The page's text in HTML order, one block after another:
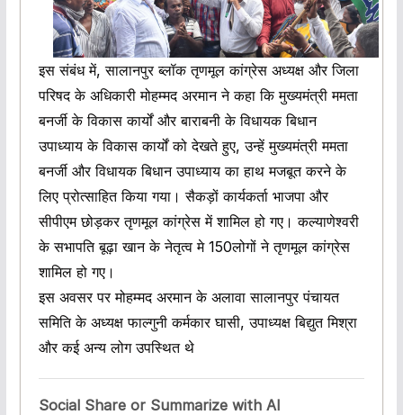
इस संबंध में, सालानपुर ब्लॉक तृणमूल कांग्रेस अध्यक्ष और जिला
परिषद के अधिकारी मोहम्मद अरमान ने कहा कि मुख्यमंत्री ममता
बनर्जी के विकास कार्यों और बाराबनी के विधायक बिधान
उपाध्याय के विकास कार्यों को देखते हुए, उन्हें मुख्यमंत्री ममता
बनर्जी और विधायक बिधान उपाध्याय का हाथ मजबूत करने के
लिए प्रोत्साहित किया गया। सैकड़ों कार्यकर्ता भाजपा और
सीपीएम छोड़कर तृणमूल कांग्रेस में शामिल हो गए। कल्याणेश्वरी
के सभापति बूढ़ा खान के नेतृत्व मे 150लोगों ने तृणमूल कांग्रेस
शामिल हो गए।
इस अवसर पर मोहम्मद अरमान के अलावा सालानपुर पंचायत
समिति के अध्यक्ष फाल्गुनी कर्मकार घासी, उपाध्यक्ष बिद्युत मिश्रा
और कई अन्य लोग उपस्थित थे
Social Share or Summarize with AI